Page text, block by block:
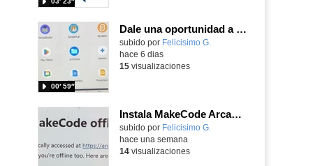
Dale una oportunidad a los Chromebooks y utiliza un proyector para realizar talleres si no tienes pantallas táctiles
Contenido educativo.
subido por Felicisimo G.
00′ 59″
hace 6 dias
15visualizaciones
Instala MakeCode Arcade para trabajar offline en tu tablet, ordenador, Chromebook
Contenido educativo.
subido por Felicisimo G.
hace una semana
14visualizaciones